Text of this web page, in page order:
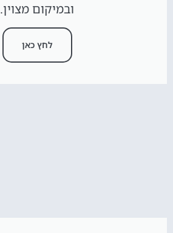
ובמיקום מצוין.
לחץ כאן